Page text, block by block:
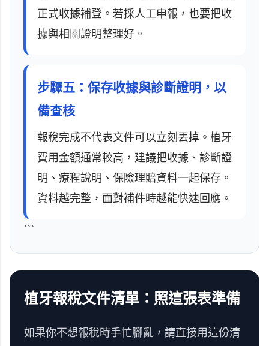
正式收據補登。若採人工申報，也要把收
據與相關證明整理好。
步驟五：保存收據與診斷證明，以
備查核
報稅完成不代表文件可以立刻丟掉。植牙
費用金額通常較高，建議把收據、診斷證
明、療程說明、保險理賠資料一起保存。
資料越完整，面對補件時越能快速回應。
```
植牙報稅文件清單：照這張表準備
如果你不想報稅時手忙腳亂，請直接用這份清